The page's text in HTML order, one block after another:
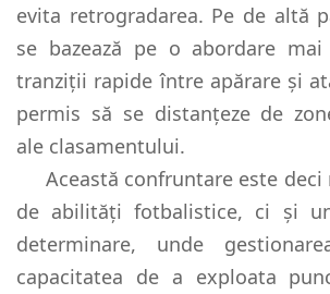
evita retrogradarea. Pe de altă
se bazează pe o abordare
tranziții rapide între apărare și
permis să se distanțeze de
ale clasamentului.
Această confruntare este deci
de abilități fotbalistice, ci și
determinare, unde
capacitatea de a exploata